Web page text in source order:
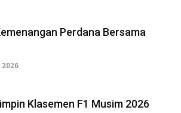
Perdana Bersama
Klasemen F1 Musim 2026